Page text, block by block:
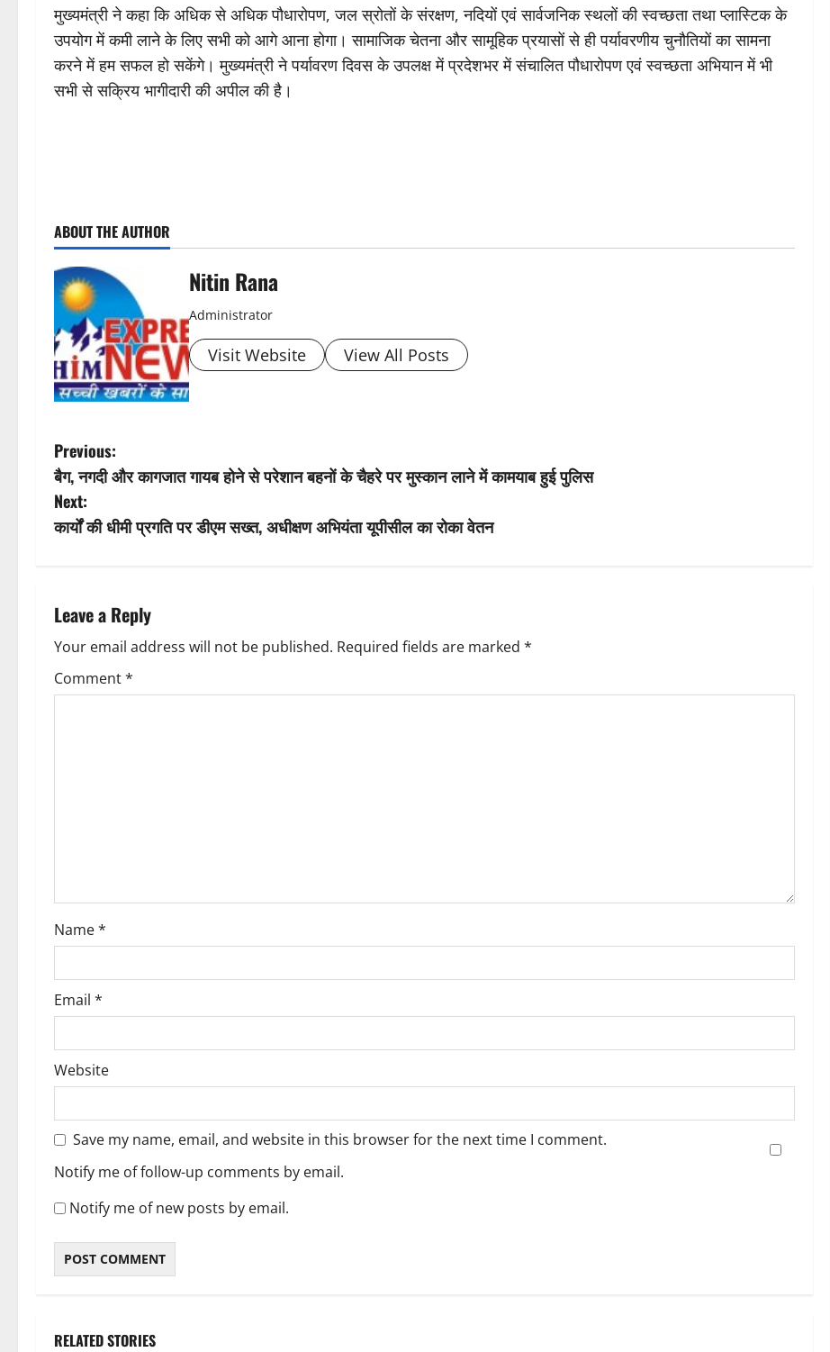
मुख्यमंत्री ने कहा कि अधिक से अधिक पौधारोपण, जल स्रोतों के संरक्षण, नदियों एवं सार्वजनिक स्थलों की स्वच्छता तथा प्लास्टिक के
उपयोग में कमी लाने के लिए सभी को आगे आना होगा। सामाजिक चेतना और सामूहिक प्रयासों से ही पर्यावरणीय चुनौतियों का सामना
करने में हम सफल हो सकेंगे। मुख्यमंत्री ने पर्यावरण दिवस के उपलक्ष में प्रदेशभर में संचालित पौधारोपण एवं स्वच्छता अभियान में भी
सभी से सक्रिय भागीदारी की अपील की है।
o
s
t
n
a
v
i
g
i
o
n
ABOUT THE AUTHOR
Nitin Rana
Administrator
Visit Website View All Posts
P
o
s
n
a
v
o
n
Previous:
बैग, नगदी और कागजात गायब होने से परेशान बहनों के चैहरे पर मुस्कान लाने में कामयाब हुई पुलिस
Next:
कार्यों की धीमी प्रगति पर डीएम सख्त, अधीक्षण अभियंता यूपीसील का रोका वेतन
Leave a Reply
Your email address will not be published. Required fields are marked *
Comment*
Name*
Email *
Website
Save my name, email, and website in this browser for the next time I comment.
Notify me of follow-up comments by email.
Notify me of new posts by email.
RELATED STORIES